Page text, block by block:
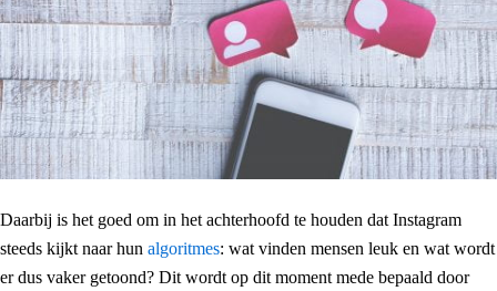
Daarbij is het goed om in het achterhoofd te houden dat Instagram
steeds kijkt naar hun algoritmes: wat vinden mensen leuk en wat wordt
er dus vaker getoond? Dit wordt op dit moment mede bepaald door